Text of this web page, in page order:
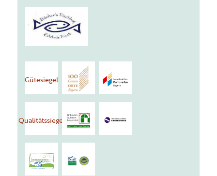
Gütesiegel
Qualitätssiegel